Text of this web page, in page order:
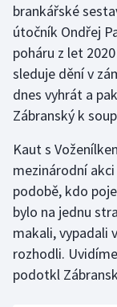
Sportovní střelba
Stolní tenis
Triatlon
Vodní slalom
Volejbal
Ostatní
brankářské
útočník Ondřej
poháru z let
sleduje dění v
dnes vyhrát a
Zábranský k
Kaut s
mezinárodní
podobě, kdo
bylo na jednu
makali, vypadali
rozhodli.
podotkl